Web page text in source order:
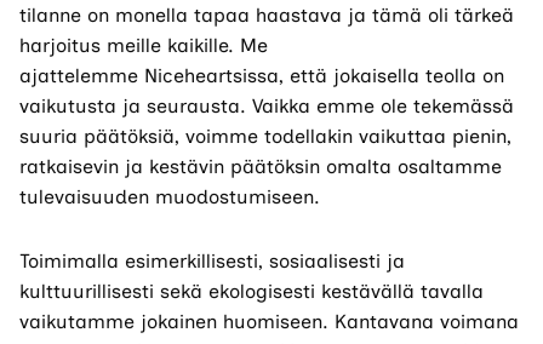
tilanne on monella tapaa haastava ja tämä oli tärkeä
harjoitus meille kaikille. Me
ajattelemme Niceheartsissa, että jokaisella teolla on
vaikutusta ja seurausta. Vaikka emme ole tekemässä
suuria päätöksiä, voimme todellakin vaikuttaa pienin,
ratkaisevin ja kestävin päätöksin omalta osaltamme
tulevaisuuden muodostumiseen.
Toimimalla esimerkillisesti, sosiaalisesti ja
kulttuurillisesti sekä ekologisesti kestävällä tavalla
vaikutamme jokainen huomiseen. Kantavana voimana